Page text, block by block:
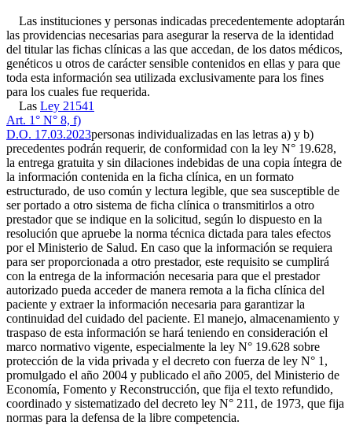
Las instituciones y personas indicadas precedentemente adoptarán
las providencias necesarias para asegurar la reserva de la identidad
del titular las fichas clínicas a las que accedan, de los datos médicos,
genéticos u otros de carácter sensible contenidos en ellas y para que
toda esta información sea utilizada exclusivamente para los fines
para los cuales fue requerida.
Las Ley 21541
Art. 1° N° 8, f)
D.O. 17.03.2023personas individualizadas en las letras a) y b)
precedentes podrán requerir, de conformidad con la ley N° 19.628,
la entrega gratuita y sin dilaciones indebidas de una copia íntegra de
la información contenida en la ficha clínica, en un formato
estructurado, de uso común y lectura legible, que sea susceptible de
ser portado a otro sistema de ficha clínica o transmitirlos a otro
prestador que se indique en la solicitud, según lo dispuesto en la
resolución que apruebe la norma técnica dictada para tales efectos
por el Ministerio de Salud. En caso que la información se requiera
para ser proporcionada a otro prestador, este requisito se cumplirá
con la entrega de la información necesaria para que el prestador
autorizado pueda acceder de manera remota a la ficha clínica del
paciente y extraer la información necesaria para garantizar la
continuidad del cuidado del paciente. El manejo, almacenamiento y
traspaso de esta información se hará teniendo en consideración el
marco normativo vigente, especialmente la ley N° 19.628 sobre
protección de la vida privada y el decreto con fuerza de ley N° 1,
promulgado el año 2004 y publicado el año 2005, del Ministerio de
Economía, Fomento y Reconstrucción, que fija el texto refundido,
coordinado y sistematizado del decreto ley N° 211, de 1973, que fija
normas para la defensa de la libre competencia.